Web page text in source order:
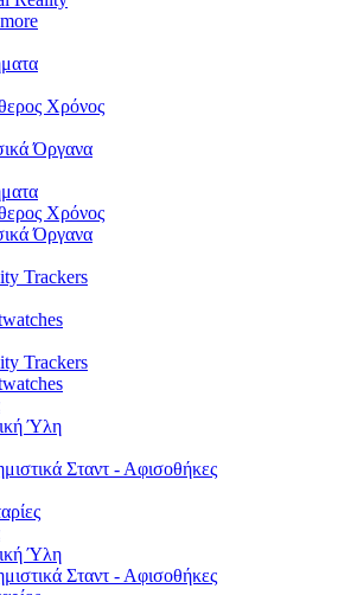
Χρόνος
Όργανα
Χρόνος
Όργανα
Trackers
Trackers
Ύλη
Σταντ - Αφισοθήκες
Ύλη
Σταντ - Αφισοθήκες